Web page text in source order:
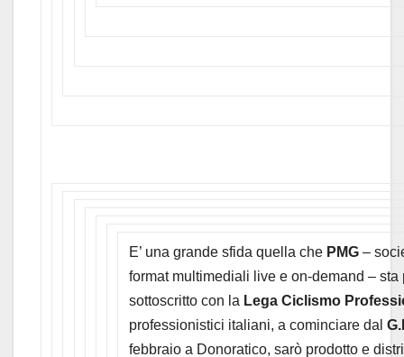
E’ una grande sfida quella che PMG–
format multimediali live e on-demand – sta
sottoscritto con la Lega Ciclismo
professionistici italiani, a cominciare dal
febbraio a Donoratico, sarò prodotto e